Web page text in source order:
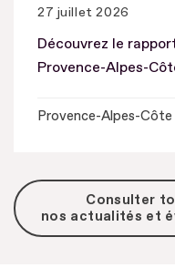
27 juillet 2026
Découvrez le
Provence-Alpes-
Provence-Alpes-
Consulter
nos actualités et